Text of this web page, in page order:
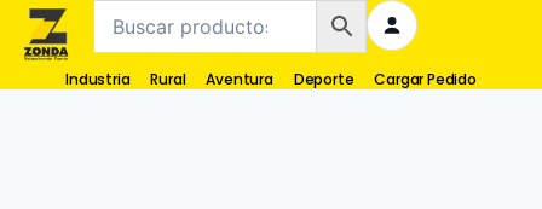
Industria Rural Aventura Deporte Cargar Pedido